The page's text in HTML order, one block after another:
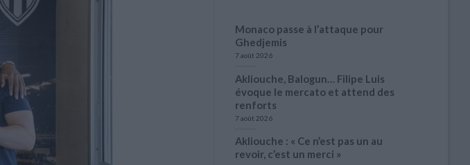
Monaco passe à l’attaque pour
Ghedjemis
7 août 2026
Akliouche, Balogun… Filipe Luis
évoque le mercato et attend des
renforts
7 août 2026
Akliouche : « Ce n’est pas un au
revoir, c’est un merci »